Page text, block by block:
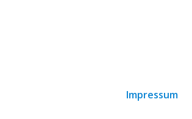
Impressum